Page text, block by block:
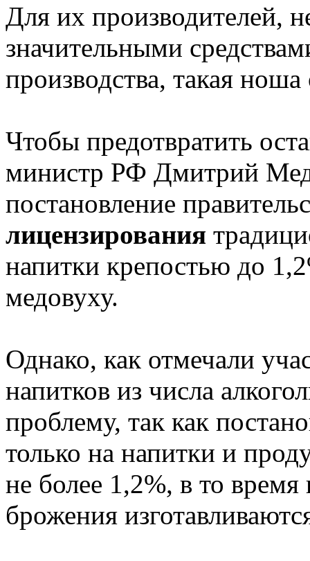
Для их производителей,
значительными
производства, такая
Чтобы предотвратить
министр РФ Дмитрий
постановление
лицензирования
напитки крепостью до
медовуху.
Однако, как отмечали
напитков из числа
проблему, так как
только на напитки и
не более 1,2%, в то
брожения